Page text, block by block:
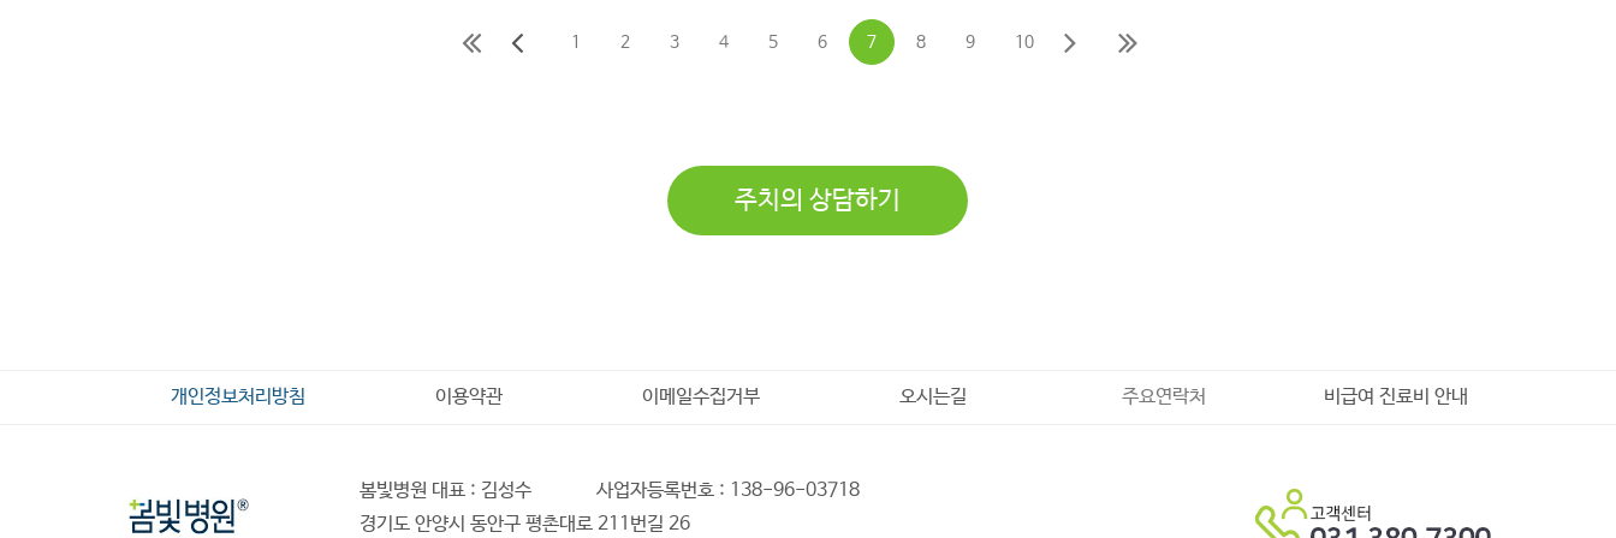
1 2 3 4 5 6 7 8 9 10
주치의 상담하기
개인정보처리방침 이용약관 이메일수집거부 오시는길 주요연락처 비급여 진료비 안내
봄빛병원 대표 : 김성수
사업자등록번호 : 138-96-03718
경기도 안양시 동안구 평촌대로 211번길 26